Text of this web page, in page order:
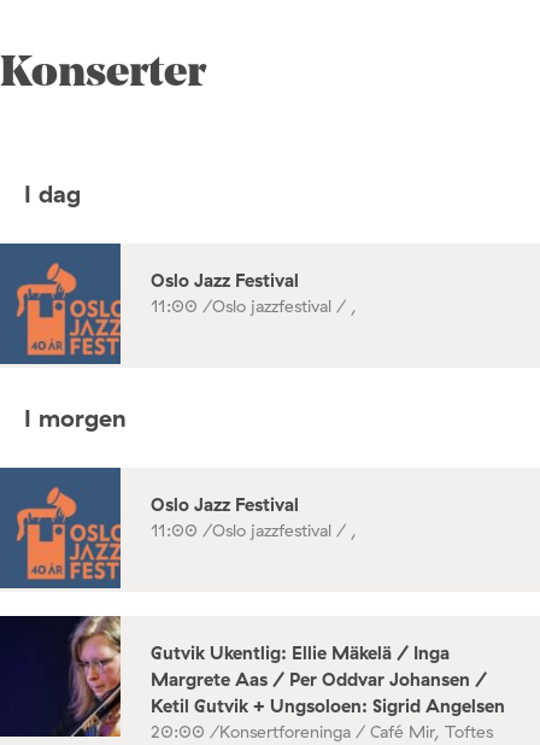
Konserter
I dag
Oslo Jazz Festival
11:00 /Oslo jazzfestival / ,
I morgen
Oslo Jazz Festival
11:00 /Oslo jazzfestival / ,
Gutvik Ukentlig: Ellie Mäkelä / Inga
Margrete Aas / Per Oddvar Johansen /
Ketil Gutvik + Ungsoloen: Sigrid Angelsen
20:00 /Konsertforeninga / Café Mir, Toftes